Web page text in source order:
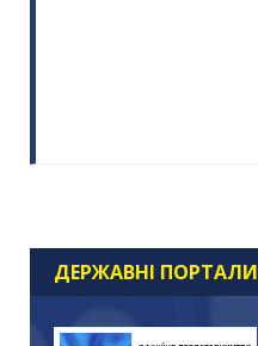
ДЕРЖАВНІ ПОРТАЛИ